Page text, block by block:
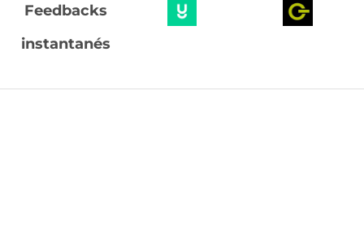
Feedbacks
instantanés